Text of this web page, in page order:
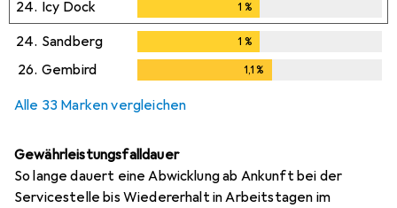
24. Icy Dock 1 %
24. Sandberg 1 %
26. Gembird 1,1%
Alle 33 Marken vergleichen
Gewährleistungsfalldauer
So lange dauert eine Abwicklung ab Ankunft bei der
Servicestelle bis Wiedererhalt in Arbeitstagen im